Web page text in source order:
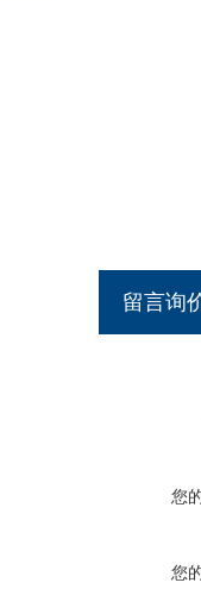
留言询
您
您